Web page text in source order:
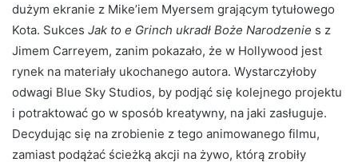
dużym ekranie z Mike’iem Myersem grającym tytułowego
Kota. Sukces Jak to e Grinch ukradł Boże Narodzenie s z
Jimem Carreyem, zanim pokazało, że w Hollywood jest
rynek na materiały ukochanego autora. Wystarczyłoby
odwagi Blue Sky Studios, by podjąć się kolejnego projektu
i potraktować go w sposób kreatywny, na jaki zasługuje.
Decydując się na zrobienie z tego animowanego filmu,
zamiast podążać ścieżką akcji na żywo, którą zrobiły